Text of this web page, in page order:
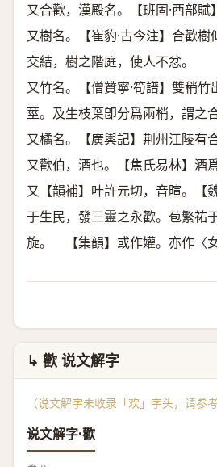
又合歡，漢殿名。【班固·西部賦
又樹名。【崔豹·古今注】合歡
交結，樹之階庭，使人不忿。
又竹名。【僧贊寧·筍譜】雙稍
莖。及生枝葉卽分爲兩梢，謂之
又橘名。【廣輿記】荆州江陵有
又歡伯，酒也。【焦氏易林】酒
又【韻補】叶許元切，音暄。【
于生民，發三靈之永歡。苞繁祐
旋。 【集韻】或作孉。亦作〈女
↳ 歡 说文解字
（说文解字未收录「欢」字头，请参
说文解字·歡